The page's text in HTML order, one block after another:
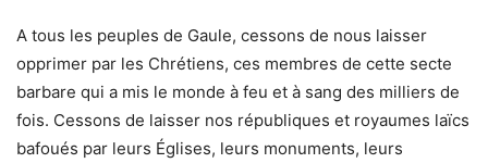
A tous les peuples de Gaule, cessons de nous laisser
opprimer par les Chrétiens, ces membres de cette secte
barbare qui a mis le monde à feu et à sang des milliers de
fois. Cessons de laisser nos républiques et royaumes laïcs
bafoués par leurs Églises, leurs monuments, leurs